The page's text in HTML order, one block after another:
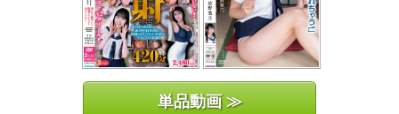
単品動画 ≫